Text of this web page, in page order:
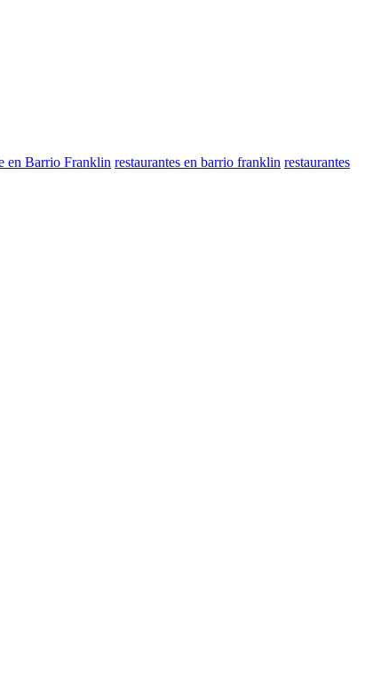
en Barrio Franklin restaurantes en barrio franklin restaurantes